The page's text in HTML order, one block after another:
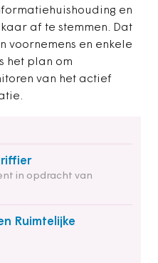
en
af te stemmen. Dat
voornemens en enkele
het plan om
van het actief
in opdracht van
Ruimtelijke